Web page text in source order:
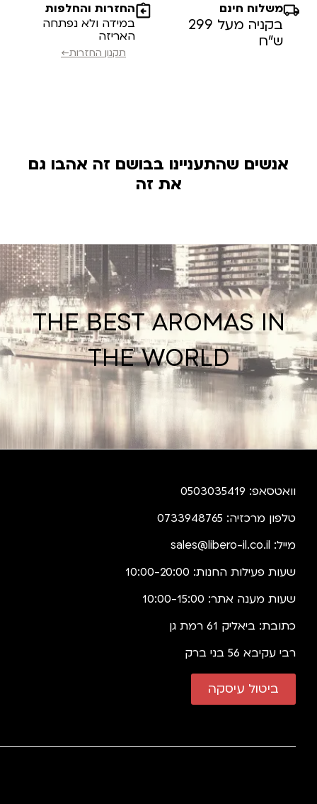
משלוח חינם
בקניה מעל 299
ש”ח
החזרות והחלפות
במידה ולא נפתחה
האריזה
תקנון החזרות←
אנשים שהתעניינו בבושם זה אהבו גם
את זה
THE BEST AROMAS IN
THE WORLD
וואטסאפ: 0503035419
טלפון מרכזיה: 0733948765
מייל: sales@libero-il.co.il
שעות פעילות החנות: 10:00-20:00
שעות מענה אתר: 10:00-15:00
כתובת: ביאליק 61 רמת גן
רבי עקיבא 56 בני ברק
ביטול עיסקה